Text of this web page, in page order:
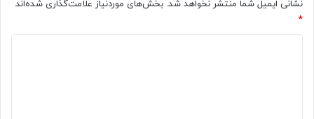
نشانی ایمیل شما منتشر نخواهد شد. بخش‌های موردنیاز علامت‌گذاری شده‌اند
*